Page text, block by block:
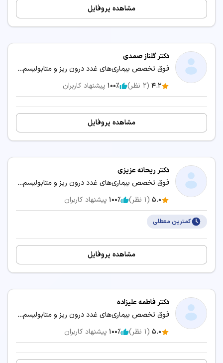
مشاهده پروفایل
دکتر گلناز صمدی
فوق تخصص بیماری‌های غدد درون ریز و متابولیسم (اندوکرینولوژی) / متخصص بیماری‌های داخلی
4.2
(
2 نظر) 100٪ پیشنهاد کاربران
مشاهده پروفایل
دکتر ریحانه عزیزی
فوق تخصص بیماری‌های غدد درون ریز و متابولیسم (اندوکرینولوژی) / متخصص بیماری‌های داخلی
5.0
(
1 نظر) 100٪ پیشنهاد کاربران
کمترین معطلی
مشاهده پروفایل
دکتر فاطمه علیزاده
فوق تخصص بیماری‌های غدد درون ریز و متابولیسم (اندوکرینولوژی) / متخصص بیماری‌های داخلی
5.0
(
1 نظر) 100٪ پیشنهاد کاربران